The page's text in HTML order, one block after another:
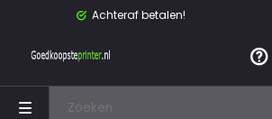
Achteraf betalen!